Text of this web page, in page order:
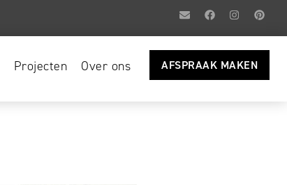
Projecten Over ons AFSPRAAK MAKEN